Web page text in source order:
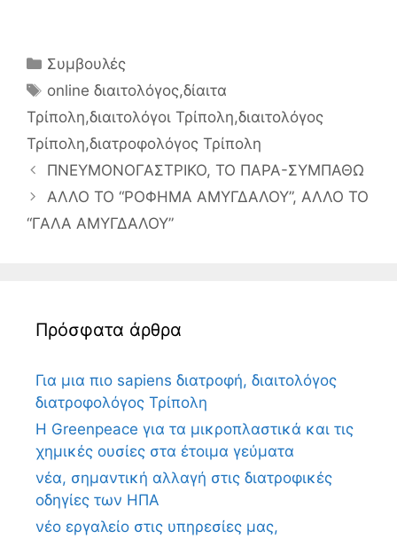
Κατηγορίες
Συμβουλές
Ετικέτες
online διαιτολόγος,δίαιτα
Τρίπολη,διαιτολόγοι Τρίπολη,διαιτολόγος
Τρίπολη,διατροφολόγος Τρίπολη
ΠΝΕΥΜΟΝΟΓΑΣΤΡΙΚΟ, ΤΟ ΠΑΡΑ-ΣΥΜΠΑΘΩ
ΑΛΛΟ ΤΟ “ΡΟΦΗΜΑ ΑΜΥΓΔΑΛΟΥ”, ΑΛΛΟ ΤΟ
“ΓΑΛΑ ΑΜΥΓΔΑΛΟΥ”
Πρόσφατα άρθρα
Για μια πιο sapiens διατροφή, διαιτολόγος
διατροφολόγος Τρίπολη
Η Greenpeace για τα μικροπλαστικά και τις
χημικές ουσίες στα έτοιμα γεύματα
νέα, σημαντική αλλαγή στις διατροφικές
οδηγίες των ΗΠΑ
νέο εργαλείο στις υπηρεσίες μας,